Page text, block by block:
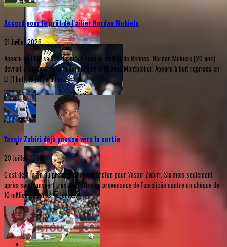
Accord pour le prêt de l'ailier Nordan Mukiele
31 Juillet 2026
Apparu en L1 la saison dernière sous le maillot de Rennes, Nordan Mukiele (20 ans)
devrait s'engager sous la forme d'un prêt avec Montpellier. Apparu à huit reprises en
L1 (1 but), le jeune ailier...
Yassir Zabiri déjà poussé vers la sortie
29 Juillet 2026
C'est déjà la fin du premier chapitre breton pour Yassir Zabiri. Six mois seulement
après son transfert très médiatisé en provenance de Famalicão contre un chèque de
10 millions d'euros, le jeune...